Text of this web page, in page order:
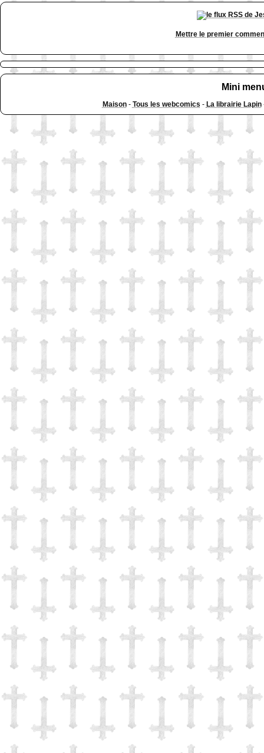
Mettre le premier
Mini
Maison- Tous les webcomics - La librairie Lapin